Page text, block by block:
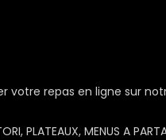
repas en ligne sur
PLATEAUX, MENUS A